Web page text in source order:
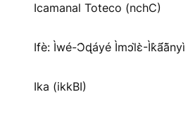
Icamanal Toteco (nchC)
Ifè: Ìwé-Ɔ̀ɖáyé Ìmↄl̀ɛ̀-Ìk̀ã́ã̀nyì
Ika (ikkBI)